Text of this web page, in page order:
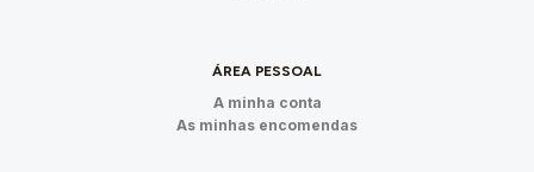
ÁREA PESSOAL
A minha conta
As minhas encomendas